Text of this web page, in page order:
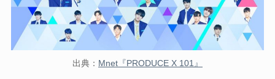
出典： Mnet『PRODUCE X 101』